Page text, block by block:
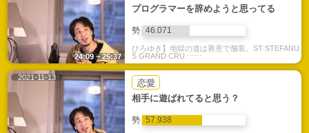
プログラマーを辞めようと思ってる
勢 46.071
ひろゆき】地獄の道は善意で舗装。ST STEFANU
S GRAND CRU ⋯⋯
24:09 ~ 25:37
2021-11-13
恋愛
相手に遊ばれてると思う？
勢 57.938